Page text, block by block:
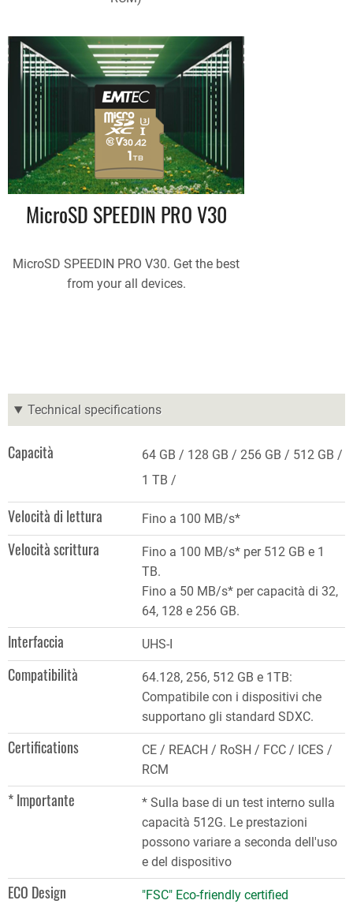
MicroSD SPEEDIN PRO V30
MicroSD SPEEDIN PRO V30. Get the best
from your all devices.
Technical specifications
Capacità 64 GB 128 GB 256 GB
512 GB
1 TB
Velocità di lettura Fino a 100 MB/s*
Velocità scrittura
Fino a 100 MB/s* per 512 GB e 1
TB.
Fino a 50 MB/s* per capacità di 32,
64, 128 e 256 GB.
Interfaccia UHS-I
Compatibilità
64.128, 256, 512 GB e 1TB:
Compatibile con i dispositivi che
supportano gli standard SDXC.
Certifications
CE / REACH / RoSH / FCC / ICES /
RCM
* Importante
* Sulla base di un test interno sulla
capacità 512G. Le prestazioni
possono variare a seconda dell'uso
e del dispositivo
ECO Design
"FSC" Eco-friendly certified